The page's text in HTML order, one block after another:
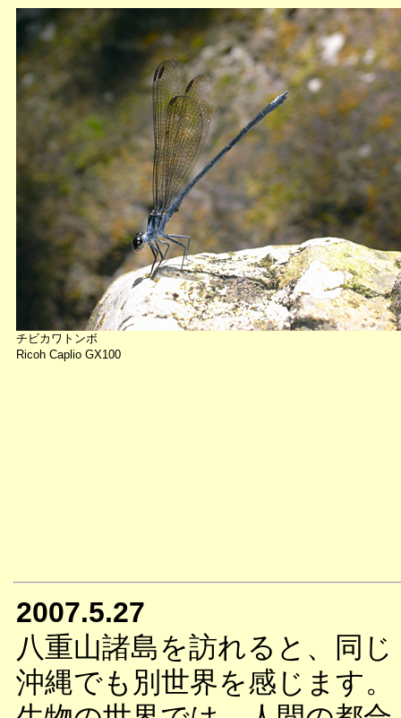
チビカワトンボ
Ricoh Caplio GX100
2007.5.27
八重山諸島を訪れると、同じ
沖縄でも別世界を感じます。